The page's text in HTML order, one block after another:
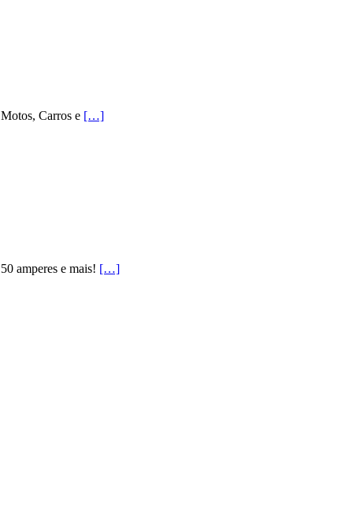
Carros e […]
amperes e mais! […]